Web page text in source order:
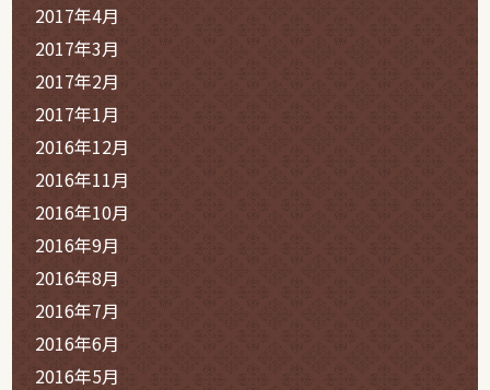
2017年4月
2017年3月
2017年2月
2017年1月
2016年12月
2016年11月
2016年10月
2016年9月
2016年8月
2016年7月
2016年6月
2016年5月